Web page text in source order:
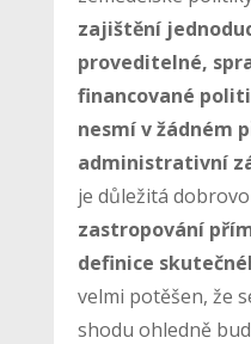
zajištění
proveditelné,
financované
nesmí v žádném
administrativní
je důležitá
zastropování
definice
velmi potěšen, že
shodu ohledně